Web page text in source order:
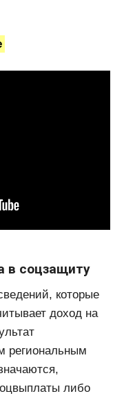
в соцзащиту
которые
доход на
региональным
либо